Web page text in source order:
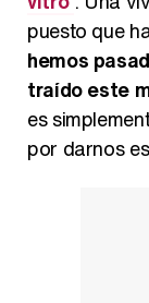
puesto que
hemos
traído este
es
por darnos